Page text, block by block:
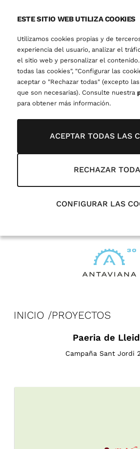
ESTE SITIO WEB UTILIZA COOKIES
Utilizamos cookies propias y de
experiencia del usuario, analizar el
el sitio web y personalizar el
todas las cookies", "Configurar las
aceptar o "Rechazar todas" (excepto
que son necesarias). Consulte nuestra
para obtener más información.
ACEPTAR TODAS LAS
RECHAZAR
CONFIGURAR LAS
INICIO PROYECTOS
Paeria de
Campaña Sant Jordi